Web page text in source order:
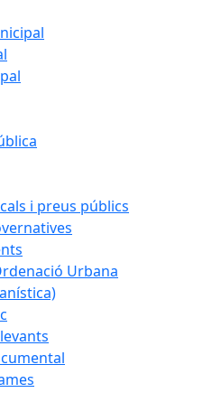
i preus públics
Urbana